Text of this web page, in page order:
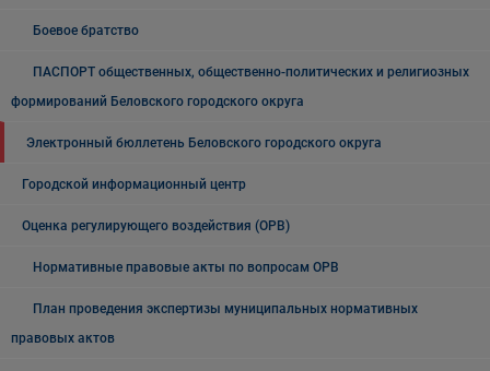
Боевое братство
ПАСПОРТ общественных, общественно-политических и религиозных
формирований Беловского городского округа
Электронный бюллетень Беловского городского округа
Городской информационный центр
Оценка регулирующего воздействия (ОРВ)
Нормативные правовые акты по вопросам ОРВ
План проведения экспертизы муниципальных нормативных
правовых актов